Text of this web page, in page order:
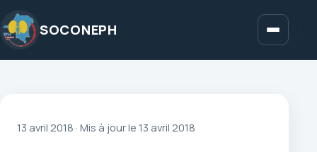
au
contenu
SOCONEPH Menu
13 avril 2018 · Mis à jour le 13 avril 2018